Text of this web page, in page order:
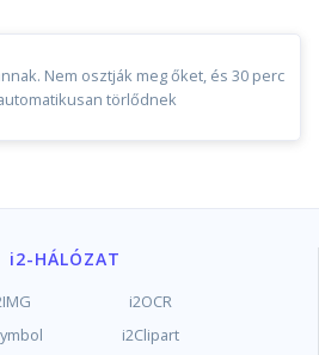
Nem osztják meg őket, és 30 perc
törlődnek
i2-HÁLÓZAT
i2OCR
i2Clipart